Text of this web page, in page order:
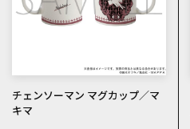
チェンソーマン マグカップ／マ
キマ